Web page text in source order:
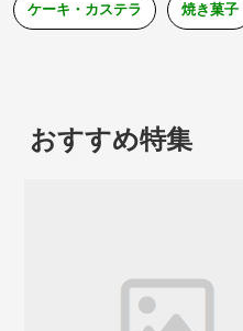
ケーキ・カステラ 焼き菓子
おすすめ特集